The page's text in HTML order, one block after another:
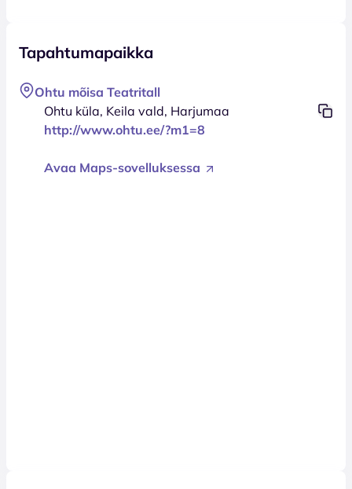
Tapahtumapaikka
Ohtu mõisa Teatritall
Ohtu küla, Keila vald, Harjumaa
http://www.ohtu.ee/?m1=8
Avaa Maps-sovelluksessa